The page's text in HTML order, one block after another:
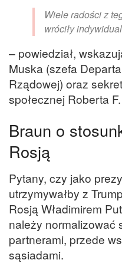
Wiele radości z
wróciły
– powiedział,
Muska (szefa
Rządowej) oraz
społecznej Roberta
Braun o
Rosją
Pytany, czy jako
utrzymywałby z
Rosją Władimirem
należy normalizować
partnerami, przede
sąsiadami.